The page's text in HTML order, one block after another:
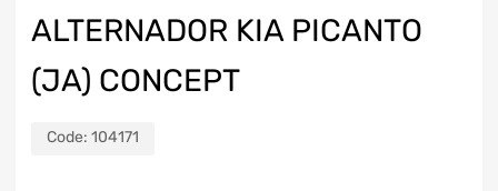
ALTERNADOR KIA PICANTO
(JA) CONCEPT
Code: 104171